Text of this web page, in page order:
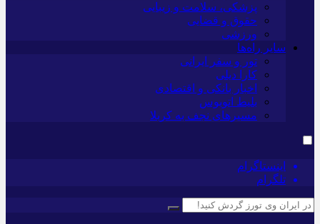
پزشکی، سلامت و زیبایی
حقوق و قضایی
ورزشی
سایر راه‌ها
تور و سفر ایرانی
کارا دیلی
اخبار بانکی و اقتصادی
بلیط اتوبوس
مسیرهای نجف به کربلا
اینستاگرام
تلگرام